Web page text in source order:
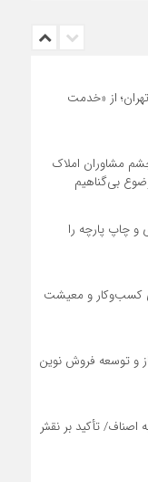
از «خدمت
مشاوران املاک
بی‌گناهیم
چاپ پارچه را
کسب‌وکار و معیشت
و توسعه فروش نوین،
اصناف/ تأکید بر نقش